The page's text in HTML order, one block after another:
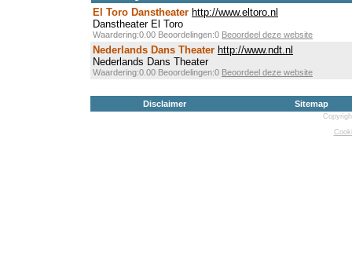
El Toro Danstheater http://www.eltoro.nl
Danstheater El Toro
Waardering:0.00 Beoordelingen:0 Beoordeel deze website
Nederlands Dans Theater http://www.ndt.nl
Nederlands Dans Theater
Waardering:0.00 Beoordelingen:0 Beoordeel deze website
Disclaimer Sitemap